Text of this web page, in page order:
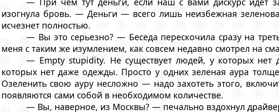
изогнула бровь. — Деньги — всего лишь неизбежная
исчезнет полностью.
— Вы это серьезно? — Беседа перескочила сразу на
меня с таким же изумлением, как совсем недавно смотрел на
— Empty stupidity. Не существует людей, у которых нет
которых нет даже одежды. Просто у одних зеленая аура
Озеленить свою ауру несложно — надо захотеть этого,
появляются сами собой в необходимом количестве.
— Вы, наверное, из Москвы? — печально вздохнул